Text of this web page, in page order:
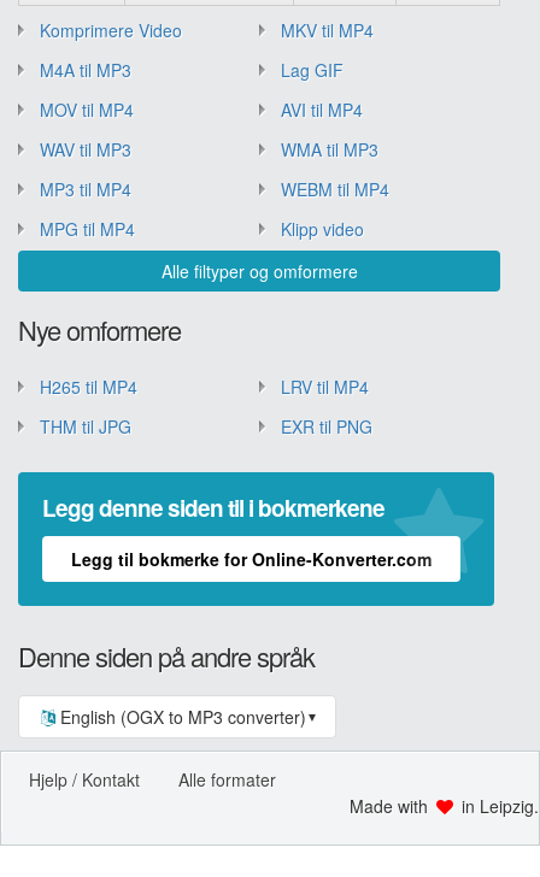
Komprimere Video
MKV til MP4
M4A til MP3
Lag GIF
MOV til MP4
AVI til MP4
WAV til MP3
WMA til MP3
MP3 til MP4
WEBM til MP4
MPG til MP4
Klipp video
Alle filtyper og omformere
Nye omformere
H265 til MP4
LRV til MP4
THM til JPG
EXR til PNG
Legg denne siden til i bokmerkene
Legg til bokmerke for Online-Konverter.com
Denne siden på andre språk
English (OGX to MP3 converter) ▼
Hjelp / Kontakt
Alle formater
Made with
in Leipzig.